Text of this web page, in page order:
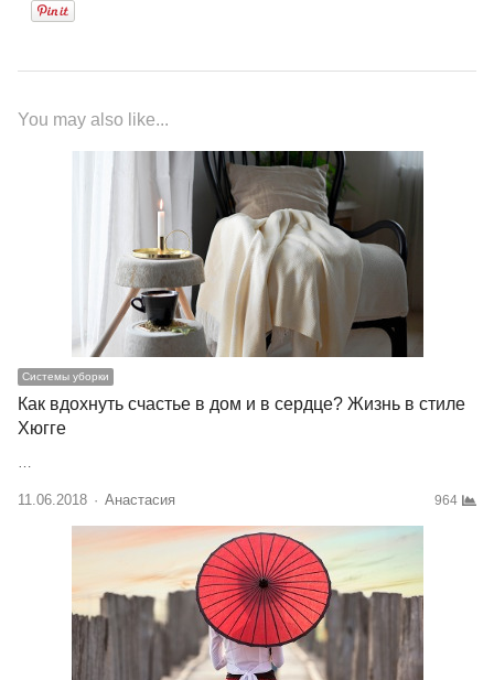
You may also like...
Системы уборки
Как вдохнуть счастье в дом и в сердце? Жизнь в стиле
Хюгге
…
11.06.2018 Author
Анастасия 964